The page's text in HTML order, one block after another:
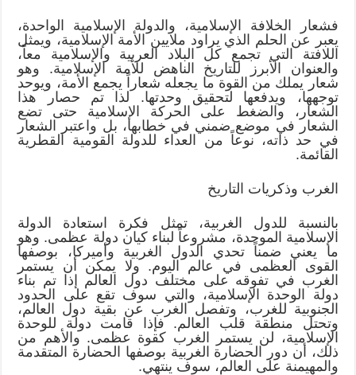
فشعار الخلافة الإسلامية، والدولة الإسلامية الواحدة،
يعبر عن الحلم الذي يراود ملايين الأمة الإسلامية، ويمثل
اللافتة التي تجمع كل البلاد العربية والإسلامية معاً،
والعنوان الأبرز للتاريخ الناهض للأمة الإسلامية. وهو
شعار يملك من القوة ما يجعله شعاراً يجمع الأمة، ويوحد
توجهها، ويدفعها لتحقيق وحدتها. لذا تم حصار هذا
الشعار، والضغط على الحركة الإسلامية حتى تضع
الشعار في موضع ضمني في خطابها، بل واعتبر الشعار
في حد ذاته، نوعاً من العداء للدولة القومية القطرية
القائمة.
الغرب وذكريات التاريخ
بالنسبة للدول الغربية، تمثل فكرة استعادة الدولة
الإسلامية الموحدة، مشروعاً لبناء كيان دولة عظمى. وهو
ما يعني ضمناً تحدي الدول الغربية وأميركا، بوصفها
القوى العظمى في عالم اليوم. ولا يمكن أن يستمر
الغرب في تفوقه على مختلف دول العالم إذا تم بناء
دولة الوحدة الإسلامية، والتي سوف تقع على الحدود
الجنوبية للغرب، وتفصل الغرب عن بقية دول العالم،
وتحتل منطقة قلب العالم. فإذا قامت دولة للوحدة
الإسلامية، لن يستمر الغرب كقوة عظمى. والأهم من
ذلك، أن دور الحضارة الغربية بوصفها الحضارة المتقدمة
والمهيمنة على العالم، سوف ينتهي.